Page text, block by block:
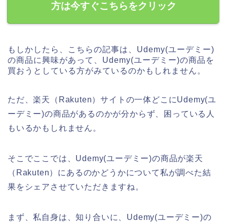
方は今すぐこちらをクリック
もしかしたら、こちらの記事は、Udemy(ユーデミー)
の商品に興味があって、Udemy(ユーデミー)の商品を
買おうとしている方がみているのかもしれません。
ただ、楽天（Rakuten）サイトの一体どこにUdemy(ユ
ーデミー)の商品があるのかが分からず、困っている人
もいるかもしれません。
そこでここでは、Udemy(ユーデミー)の商品が楽天
（Rakuten）にあるのかどうかについて私が調べた結
果をシェアさせていただきますね。
まず、私自身は、知り合いに、Udemy(ユーデミー)の